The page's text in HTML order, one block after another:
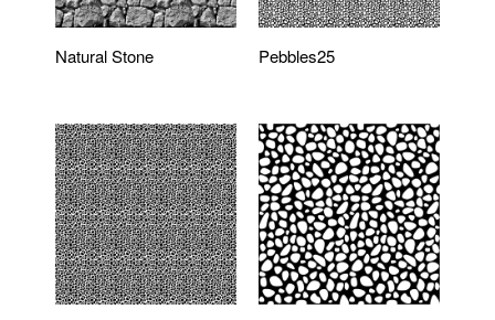
Natural Stone Pebbles25